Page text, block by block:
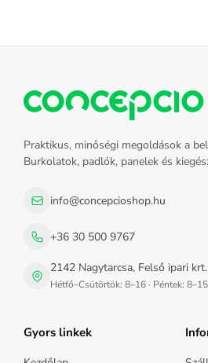
Praktikus, minőségi megoldások a
Burkolatok, padlók, panelek és
info@concepcioshop.hu
+36 30 500 9767
2142 Nagytarcsa, Felső ipari
Hétfő–Csütörtök: 8–16 · Péntek: 8–15
Gyors linkek